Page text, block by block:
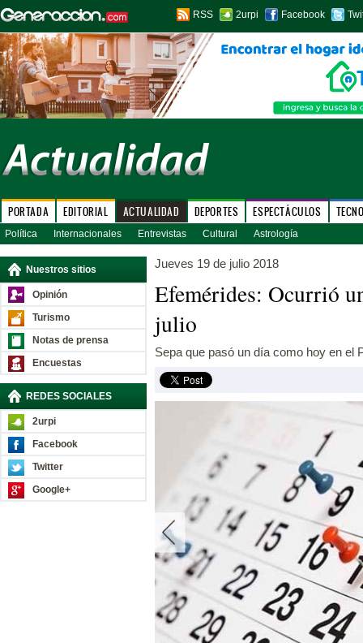
RSS 2urpi Facebook
PORTADA EDITORIAL ACTUALIDAD DEPORTES ESPECTÁCULOS
Política Internacionales Entrevistas Cultural Astrología
Nuestros sitios
Opinión
Turismo
Notas de prensa
Encuestas
REDES SOCIALES
2urpi
Facebook
Twitter
Google+
Jueves 19 de julio 2018
Efemérides: Ocurrió
julio
Sepa que pasó un día como hoy en el